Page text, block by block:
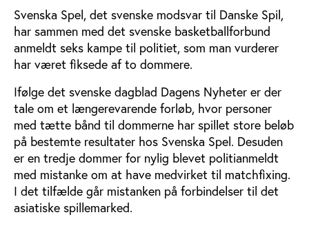
Svenska Spel, det svenske modsvar til Danske Spil,
har sammen med det svenske basketballforbund
anmeldt seks kampe til politiet, som man vurderer
har været fiksede af to dommere.
Ifølge det svenske dagblad Dagens Nyheter er der
tale om et længerevarende forløb, hvor personer
med tætte bånd til dommerne har spillet store beløb
på bestemte resultater hos Svenska Spel. Desuden
er en tredje dommer for nylig blevet politianmeldt
med mistanke om at have medvirket til matchfixing.
I det tilfælde går mistanken på forbindelser til det
asiatiske spillemarked.